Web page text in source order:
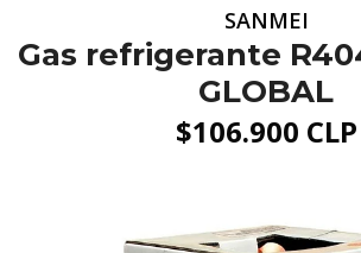
SANMEI
Gas refrigerante
GLOBAL
$106.900 CLP